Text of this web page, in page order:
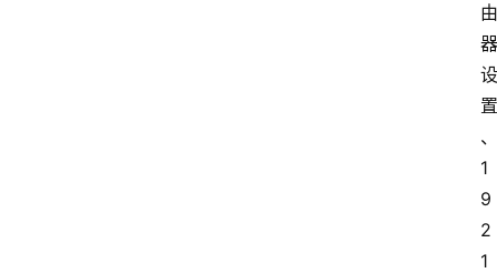
由
器
设
置
、
1
9
2
1